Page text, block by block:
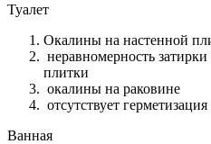
Туалет
Окалины на настенной
неравномерность
плитки
окалины на раковине
отсутствует
Ванная